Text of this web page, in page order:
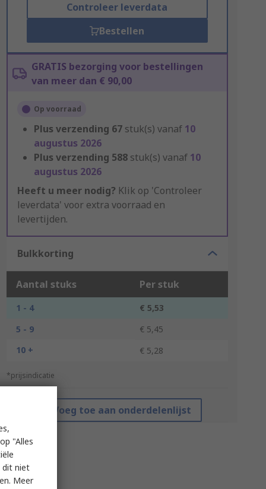
Controleer leverdata
Bestellen
GRATIS bezorging voor bestellingen
van meer dan € 90,00
Op voorraad
Plus verzending 67 stuk(s) vanaf 10
augustus 2026
Plus verzending 588 stuk(s) vanaf 10
augustus 2026
Heeft u meer nodig? Klik op 'Controleer
leverdata' voor extra voorraad en
levertijden.
Bulkkorting
Aantal stuks Per stuk
1 - 4
€ 5,53
5 - 9
€ 5,45
10 +
€ 5,28
*prijsindicatie
Voeg toe aan onderdelenlijst
"Alles
dit niet
Meer